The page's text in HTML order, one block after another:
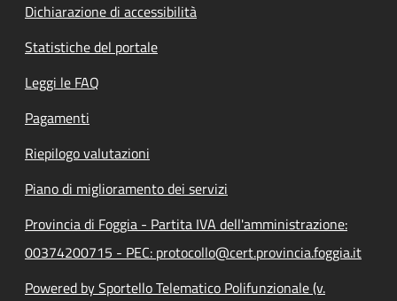
Dichiarazione di accessibilità
Statistiche del portale
Leggi le FAQ
Pagamenti
Riepilogo valutazioni
Piano di miglioramento dei servizi
Provincia di Foggia - Partita IVA dell'amministrazione:
00374200715 - PEC: protocollo@cert.provincia.foggia.it
Powered by Sportello Telematico Polifunzionale (v.